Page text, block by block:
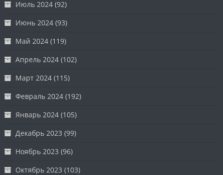
Июль 2024 (92)
Июнь 2024 (93)
Май 2024 (119)
Апрель 2024 (102)
Март 2024 (115)
Февраль 2024 (192)
Январь 2024 (105)
Декабрь 2023 (99)
Ноябрь 2023 (96)
Октябрь 2023 (103)